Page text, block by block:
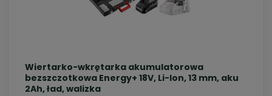
Wiertarko-wkrętarka akumulatorowa
bezszczotkowa Energy+ 18V, Li-Ion, 13 mm, aku
2Ah, ład, walizka